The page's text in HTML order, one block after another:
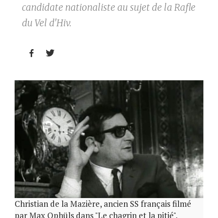
candidate nationaliste au sujet de la Rafle
du Vel d'Hiv.
 
Christian de la Mazière, ancien SS français filmé
par Max Ophüls dans "Le chagrin et la pitié".